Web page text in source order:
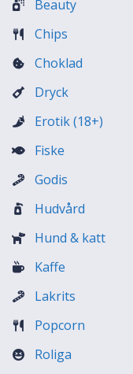
Beauty
Chips
Choklad
Dryck
Erotik (18+)
Fiske
Godis
Hudvård
Hund & katt
Kaffe
Lakrits
Popcorn
Roliga